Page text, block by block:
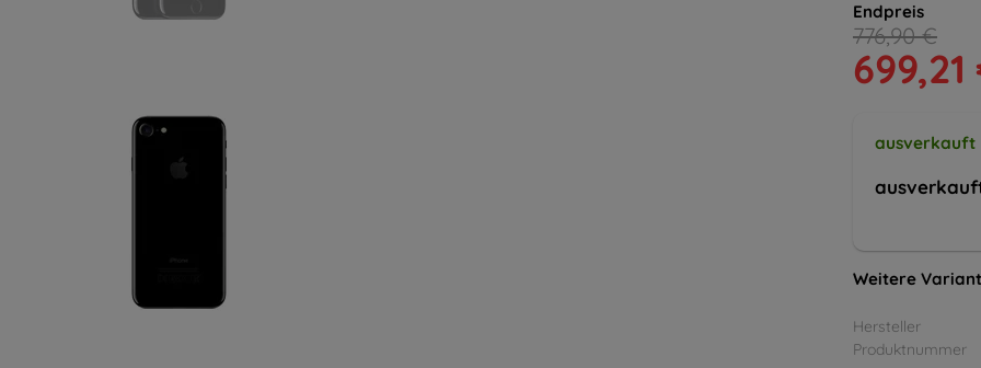
Endpreis
776,90 €
699,21
ausverkauft
Weitere
Hersteller
Produktnummer